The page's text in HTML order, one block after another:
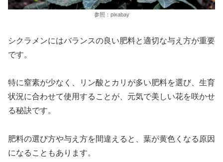
参照：pixabay
シクラメンにはバランスの良い肥料と適切な与え方が重要
です。
特に窒素が少なく、リン酸とカリが多い肥料を選び、生育
状況に合わせて使用することが、元気で美しい花を咲かせ
る秘訣です。
肥料の選び方や与え方を間違えると、葉が黄色くなる原因
になることもあります。